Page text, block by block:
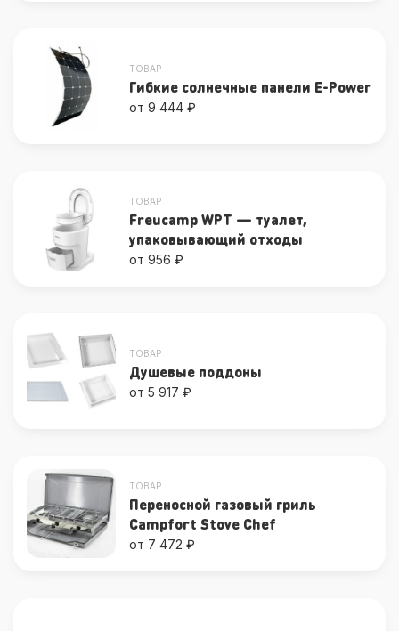
ТОВАР
Гибкие солнечные панели E-Power
от 9 444 ₽
ТОВАР
Freucamp WPT — туалет,
упаковывающий отходы
от 956 ₽
ТОВАР
Душевые поддоны
от 5 917 ₽
ТОВАР
Переносной газовый гриль
Campfort Stove Chef
от 7 472 ₽